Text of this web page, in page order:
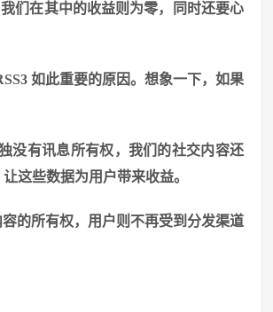
们在其中的收益则为零，同时还要心
如此重要的原因。想象一下，如果
没有讯息所有权，我们的社交内容还
这些数据为用户带来收益。
的所有权，用户则不再受到分发渠道